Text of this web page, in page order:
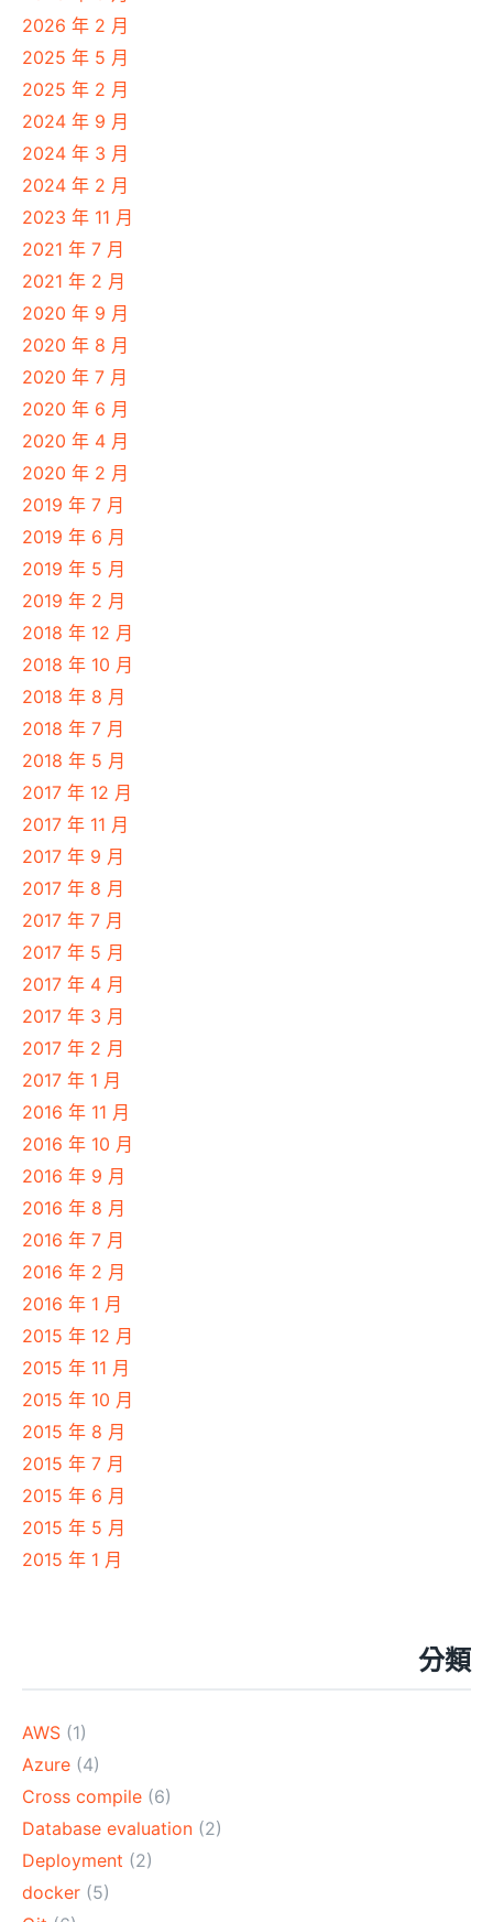
2026 年 2 月
2025 年 5 月
2025 年 2 月
2024 年 9 月
2024 年 3 月
2024 年 2 月
2023 年 11 月
2021 年 7 月
2021 年 2 月
2020 年 9 月
2020 年 8 月
2020 年 7 月
2020 年 6 月
2020 年 4 月
2020 年 2 月
2019 年 7 月
2019 年 6 月
2019 年 5 月
2019 年 2 月
2018 年 12 月
2018 年 10 月
2018 年 8 月
2018 年 7 月
2018 年 5 月
2017 年 12 月
2017 年 11 月
2017 年 9 月
2017 年 8 月
2017 年 7 月
2017 年 5 月
2017 年 4 月
2017 年 3 月
2017 年 2 月
2017 年 1 月
2016 年 11 月
2016 年 10 月
2016 年 9 月
2016 年 8 月
2016 年 7 月
2016 年 2 月
2016 年 1 月
2015 年 12 月
2015 年 11 月
2015 年 10 月
2015 年 8 月
2015 年 7 月
2015 年 6 月
2015 年 5 月
2015 年 1 月
分類
AWS (1)
Azure (4)
Cross compile (6)
Database evaluation (2)
Deployment (2)
docker (5)